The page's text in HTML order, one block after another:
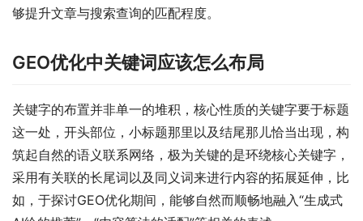
够提升文章与搜索查询的匹配程度。
GEO优化中关键词应该怎么布局
关键字的布置并非单一的堆积，核心性质的关键字要于标题
这一处，开头部位，小标题那里以及结尾那儿恰当出现，构
筑起自然的语义联系网络，极为关键的是环绕核心关键字，
采用有关联的长尾词以及同义词来进行内容的拓展延伸，比
如，于探讨GEO优化期间，能够自然而顺畅地融入“生成式